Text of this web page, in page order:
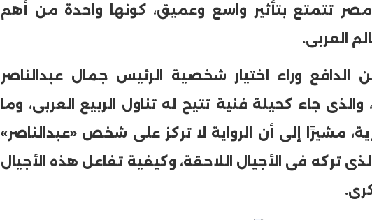
مصر تتمتع بتأثير واسع وعميق، كونها واحدة من أهم
العربى.
وراء اختيار شخصية الرئيس جمال عبدالناصر
والذى جاء كحيلة فنية تتيح له تناول الربيع العربى، وما
مشيرًا إلى أن الرواية لا تركز على شخص «عبدالناصر»
تركه فى الأجيال اللاحقة، وكيفية تفاعل هذه الأجيال